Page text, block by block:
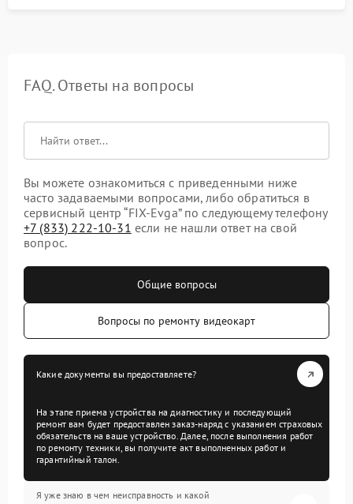
FAQ. Ответы на вопросы
Вы можете ознакомиться с приведенными ниже
часто задаваемыми вопросами, либо обратиться в
сервисный центр “FIX-Evga” по следующему телефону
+7 (833) 222-10-31 если не нашли ответ на свой
вопрос.
Общие вопросы
Вопросы по ремонту видеокарт
Какие документы вы предоставляете?
На этапе приема устройства на диагностику и последующий
ремонт вам будет предоставлен заказ-наряд с указанием страховых
обязательств на ваше устройство. Далее, после выполнения работ
по ремонту техники, вы получите акт выполненных работ и
гарантийный талон.
Я уже знаю в чем неисправность и какой